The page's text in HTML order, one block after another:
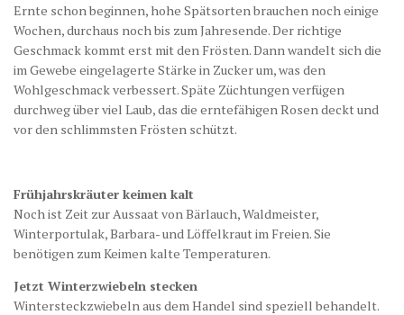
Ernte schon beginnen, hohe Spätsorten brauchen noch einige
Wochen, durchaus noch bis zum Jahresende. Der richtige
Geschmack kommt erst mit den Frösten. Dann wandelt sich die
im Gewebe eingelagerte Stärke in Zucker um, was den
Wohlgeschmack verbessert. Späte Züchtungen verfügen
durchweg über viel Laub, das die erntefähigen Rosen deckt und
vor den schlimms­ten Frösten schützt.
Frühjahrskräuter keimen kalt
Noch ist Zeit zur Aussaat von Bärlauch, Waldmeister,
Winterportulak, Barbara- und Löffelkraut im Freien. Sie
benötigen zum Keimen kalte Temperaturen.
Jetzt Winterzwiebeln stecken
Wintersteckzwiebeln aus dem Handel sind speziell behandelt.